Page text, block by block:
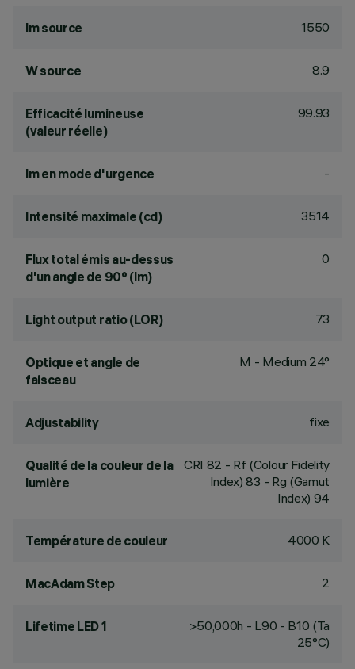
lm source 1550
W source 8.9
Efficacité lumineuse
(valeur réelle)
99.93
lm en mode d'urgence -
Intensité maximale (cd) 3514
Flux total émis au-dessus
d'un angle de 90° (lm)
0
Light output ratio (LOR) 73
Optique et angle de
faisceau
M - Medium 24°
Adjustability fixe
Qualité de la couleur de la
lumière
CRI 82 - Rf (Colour Fidelity
Index) 83 - Rg (Gamut
Index) 94
Température de couleur 4000 K
MacAdam Step 2
Lifetime LED 1
>50,000h - L90 - B10 (Ta
25°C)